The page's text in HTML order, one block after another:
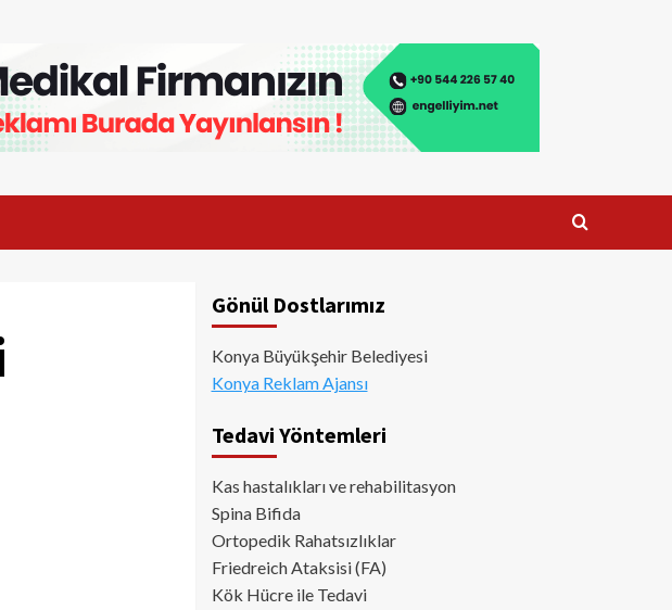
Gönül Dostlarımız
Konya Büyükşehir Belediyesi
Konya Reklam Ajansı
Tedavi Yöntemleri
Kas hastalıkları ve rehabilitasyon
Spina Bifida
Ortopedik Rahatsızlıklar
Friedreich Ataksisi (FA)
Kök Hücre ile Tedavi